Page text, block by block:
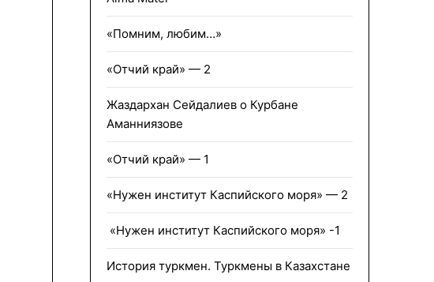
«Помним, любим…»
«Отчий край» — 2
Жаздархан Сейдалиев о Курбане
Аманниязове
«Отчий край» — 1
«Нужен институт Каспийского моря» — 2
«Нужен институт Каспийского моря» -1
История туркмен. Туркмены в Казахстане